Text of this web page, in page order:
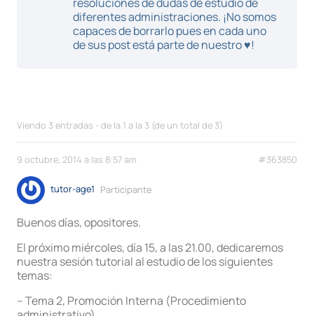
diferentes administraciones. ¡No somos
capaces de borrarlo pues en cada uno
de sus post está parte de nuestro ♥!
Viendo 3 entradas - de la 1 a la 3 (de un total de 3)
9 octubre, 2014 a las 8:57 am #363850
tutor-age1 Participante
Buenos días, opositores.
El próximo miércoles, día 15, a las 21.00, dedicaremos
nuestra sesión tutorial al estudio de los siguientes
temas:
– Tema 2, Promoción Interna (Procedimiento